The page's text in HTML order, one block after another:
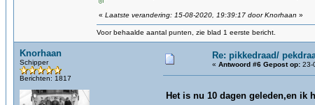
« Laatste verandering: 15-08-2020, 19:39:17 door Knorhaan »
Voor behaalde aantal punten, zie blad 1 eerste bericht.
Knorhaan
Schipper
Berichten: 1817
Re: pikkedraad/
« Antwoord #6 Gepost op: 23-
Het is nu 10 dagen geleden,en ik